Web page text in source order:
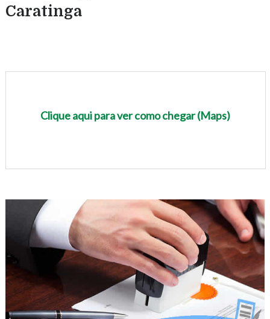
Caratinga
Clique aqui para ver como chegar (Maps)